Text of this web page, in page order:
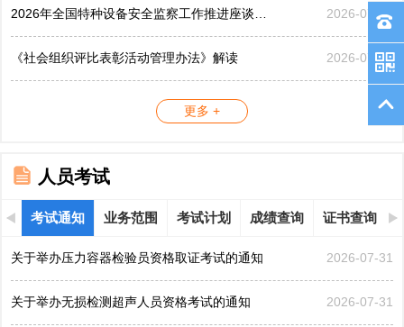
2026年全国特种设备安全监察工作推进座谈会在黑龙江哈... 2026-07-21
《社会组织评比表彰活动管理办法》解读 2026-07-17
更多 +
人员考试
考试通知 业务范围 考试计划 成绩查询 证书查询
关于举办压力容器检验员资格取证考试的通知 2026-07-31
关于举办无损检测超声人员资格考试的通知 2026-07-31